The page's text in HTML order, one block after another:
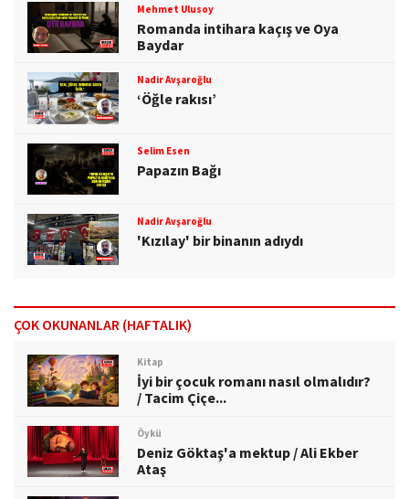
Mehmet Ulusoy
Romanda intihara kaçış ve Oya
Baydar
Nadir Avşaroğlu
‘Öğle rakısı’
Selim Esen
Papazın Bağı
Nadir Avşaroğlu
'Kızılay' bir binanın adıydı
ÇOK OKUNANLAR (HAFTALIK)
Kitap
İyi bir çocuk romanı nasıl olmalıdır?
/ Tacim Çiçe...
Öykü
Deniz Göktaş'a mektup / Ali Ekber
Ataş